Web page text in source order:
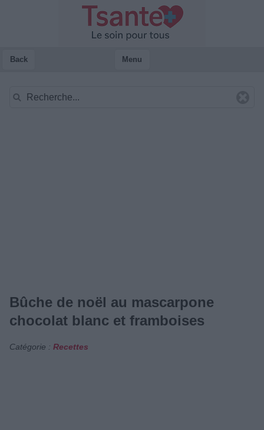
Back Menu
Bûche de noël au mascarpone
chocolat blanc et framboises
Catégorie : Recettes